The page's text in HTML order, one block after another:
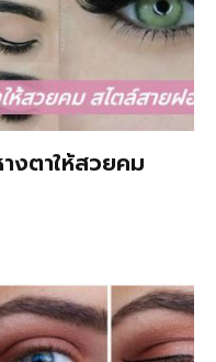
งตาให้สวยคม